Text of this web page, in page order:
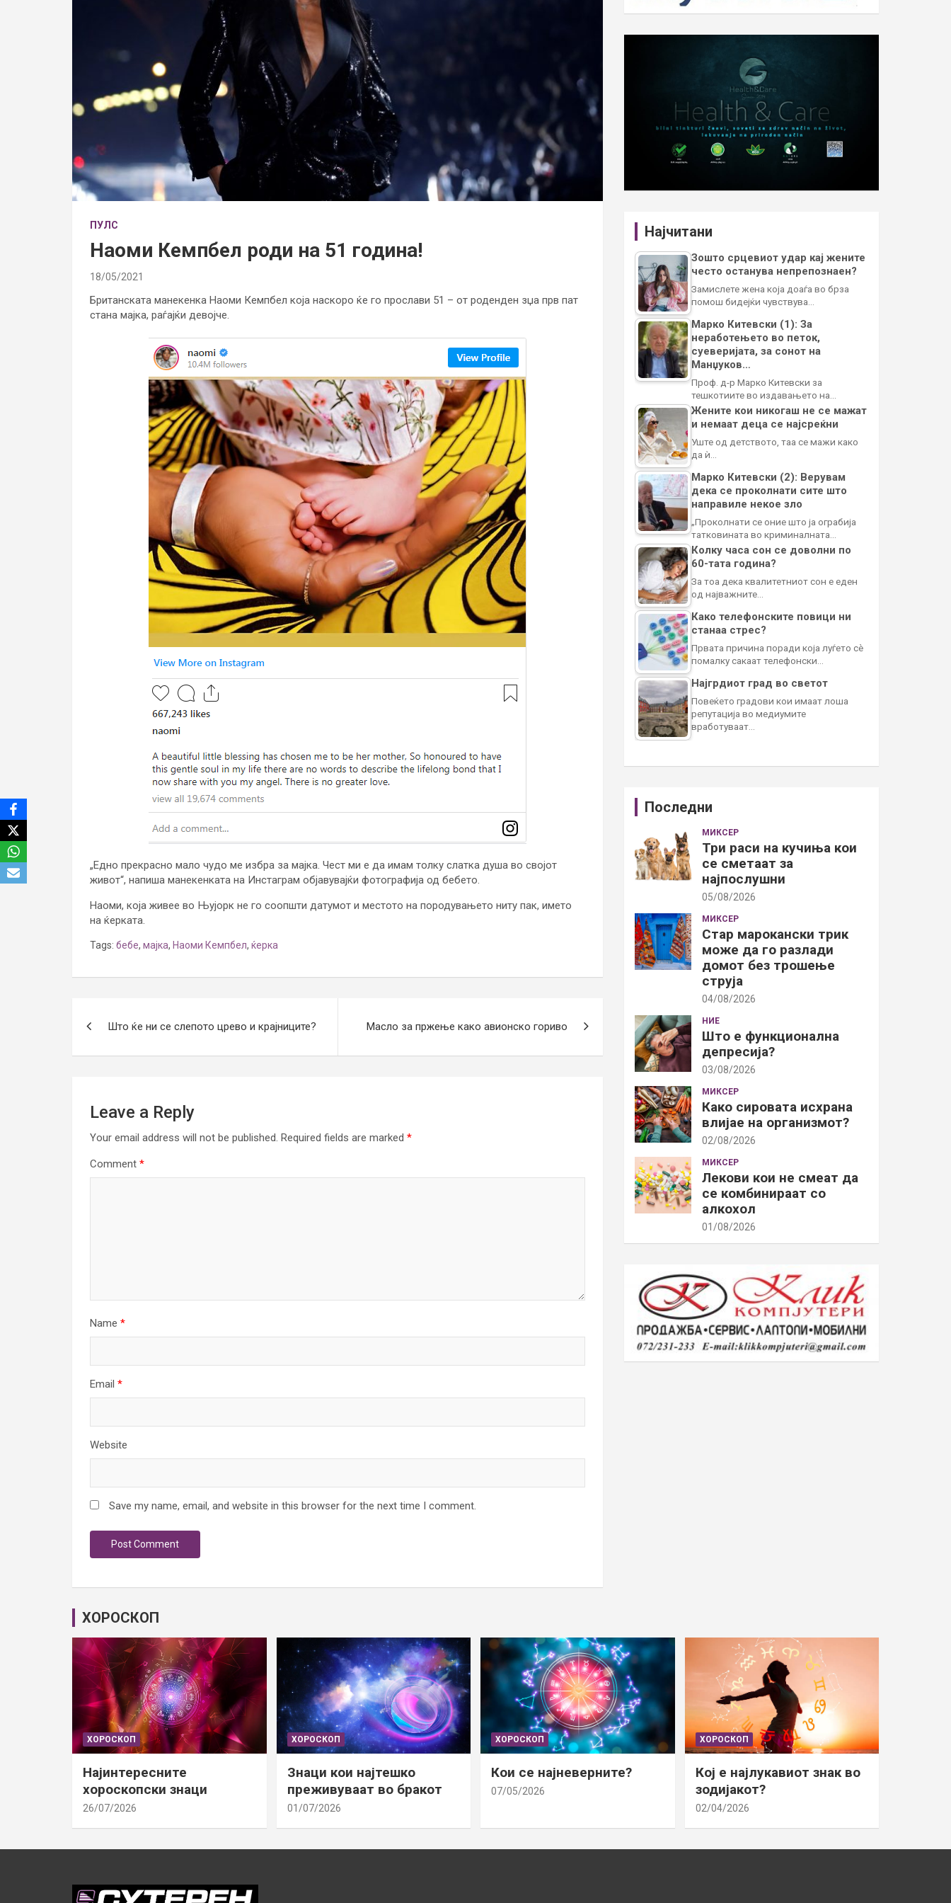
ПУЛС
Наоми Кемпбел роди на 51 година!
18/05/2021
Британската манекенка Наоми Кемпбел која наскоро ќе го прослави 51 – от роденден зџа прв пат
стана мајка, раѓајќи девојче.
„Едно прекрасно мало чудо ме избра за мајка. Чест ми е да имам толку слатка душа во својот
живот“, напиша манекенката на Инстаграм објавувајќи фотографија од бебето.
Наоми, која живее во Њујорк не го соопшти датумот и местото на породувањето ниту пак, името
на ќерката.
Tags: бебе, мајка, Наоми Кемпбел, ќерка
Што ќе ни се слепото црево и крајниците? Масло за пржење како авионско гориво
Leave a Reply
Your email address will not be published. Required fields are marked *
Comment *
Name *
Email *
Website
Save my name, email, and website in this browser for the next time I comment.
Најчитани
Зошто срцевиот удар кај жените
често останува непрепознаен?
Замислете жена која доаѓа во брза
помош бидејќи чувствува…
Марко Китевски (1): За
неработењето во петок,
суеверијата, за сонот на
Манџуков…
Проф. д-р Марко Китевски за
тешкотиите во издавањето на…
Жените кои никогаш не се мажат
и немаат деца се најсреќни
Уште од детството, таа се мажи како
да ѝ…
Марко Китевски (2): Верувам
дека се проколнати сите што
направиле некое зло
„Проколнати се оние што ја ограбија
татковината во криминалната…
Колку часа сон се доволни по
60-тата година?
За тоа дека квалитетниот сон е еден
од најважните…
Како телефонските повици ни
станаа стрес?
Првата причина поради која луѓето сè
помалку сакаат телефонски…
Најгрдиот град во светот
Повеќето градови кои имаат лоша
репутација во медиумите
вработуваат…
Последни
МИКСЕР
Три раси на кучиња кои
се сметаат за
најпослушни
05/08/2026
МИКСЕР
Стар марокански трик
може да го разлади
домот без трошење
струја
04/08/2026
НИЕ
Што е функционална
депресија?
03/08/2026
МИКСЕР
Како сировата исхрана
влијае на организмот?
02/08/2026
МИКСЕР
Лекови кои не смеат да
се комбинираат со
алкохол
01/08/2026
ХОРОСКОП
ХОРОСКОП
Најинтересните
хороскопски знаци
26/07/2026
ХОРОСКОП
Знаци кои најтешко
преживуваат во бракот
01/07/2026
ХОРОСКОП
Кои се најневерните?
07/05/2026
ХОРОСКОП
Кој е најлукавиот знак во
зодијакот?
02/04/2026